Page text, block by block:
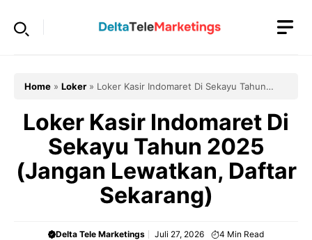
Home » Loker » Loker Kasir Indomaret Di Sekayu Tahun
Loker Kasir Indomaret Di
Sekayu Tahun 2025
(Jangan Lewatkan, Daftar
Sekarang)
Delta Tele Marketings Juli 27, 2026 4 Min Read